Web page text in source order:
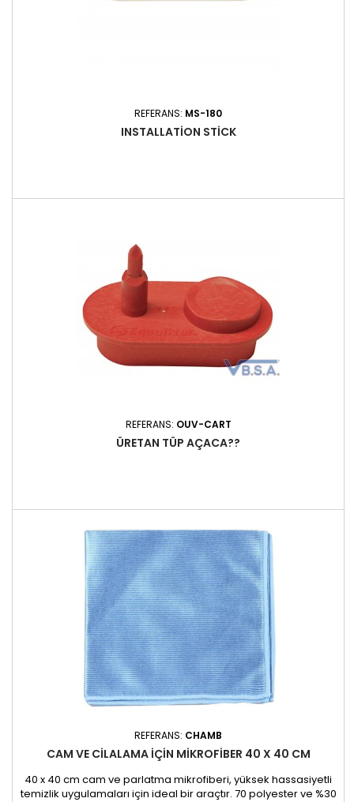
REFERANS: MS-180
INSTALLATION STICK
REFERANS: OUV-CART
ÜRETAN TÜP AÇACA??
REFERANS: CHAMB
CAM VE CILALAMA IÇIN MIKROFIBER 40 X 40 CM
40 x 40 cm cam ve parlatma mikrofiberi, yüksek hassasiyetli
temizlik uygulamaları için ideal bir araçtır. 70 polyester ve %30